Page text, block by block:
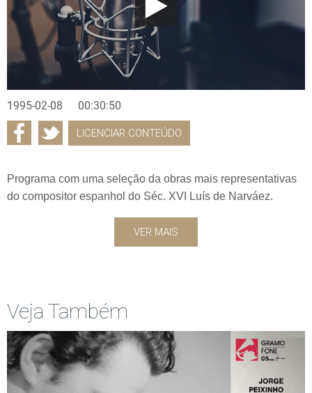
1995-02-08 00:30:50
LICENCIAR CONTEÚDO
Programa com uma seleção da obras mais representativas
do compositor espanhol do Séc. XVI Luís de Narváez.
VER MAIS
Veja Também